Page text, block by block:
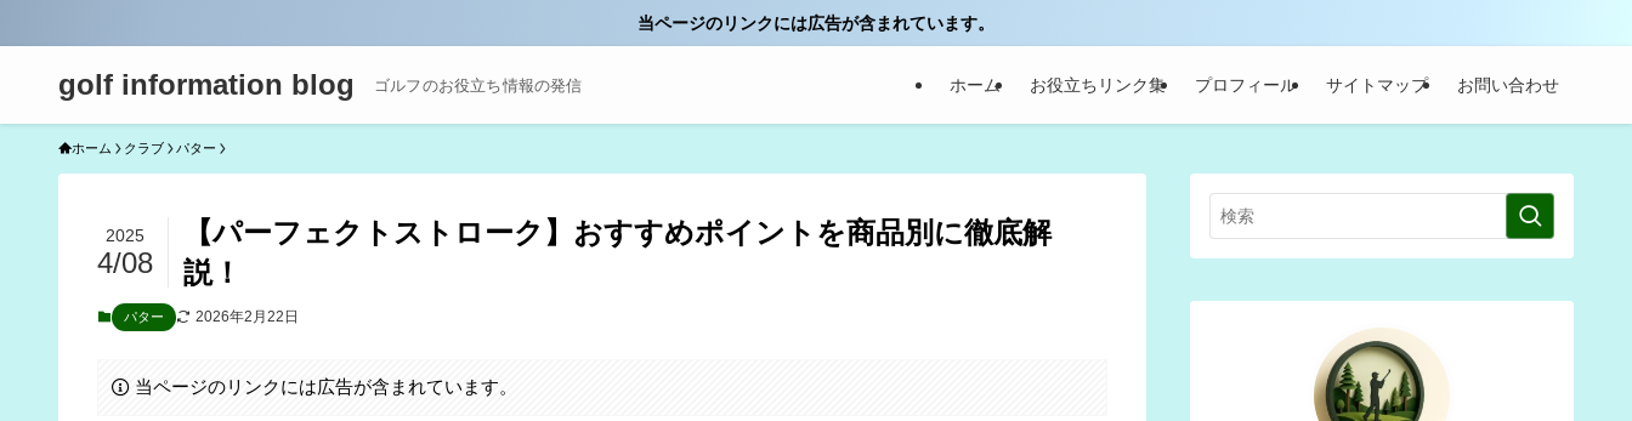
当ページのリンクには広告が含まれています。
golf information blog ゴルフのお役立ち情報の発信 ホーム お役立ちリンク集 プロフィール サイトマップ お問い合わせ
ホーム クラブ パター
【パーフェクトストローク】おすすめポイントを商品別に徹底解
説！
2025
4/08
パター 2026年2月22日
当ページのリンクには広告が含まれています。